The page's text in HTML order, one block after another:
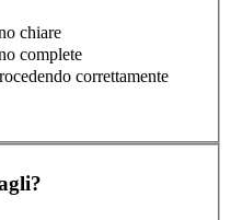
chiare
complete
correttamente